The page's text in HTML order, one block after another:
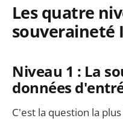
Les quatre
souveraineté
Niveau 1 : La
données
C'est la question la